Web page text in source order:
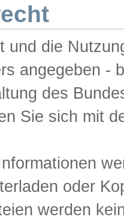
und die
angegeben -
des
Sie sich mit
oder
werden